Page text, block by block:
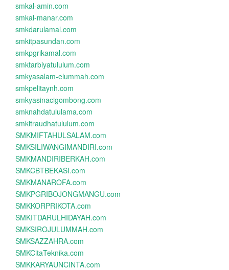
smkal-amin.com
smkal-manar.com
smkdarulamal.com
smkitpasundan.com
smkpgrikamal.com
smktarbiyatululum.com
smkyasalam-elummah.com
smkpelitaynh.com
smkyasinacigombong.com
smknahdatululama.com
smkitraudhatululum.com
SMKMIFTAHULSALAM.com
SMKSILIWANGIMANDIRI.com
SMKMANDIRIBERKAH.com
SMKCBTBEKASI.com
SMKMANAROFA.com
SMKPGRIBOJONGMANGU.com
SMKKORPRIKOTA.com
SMKITDARULHIDAYAH.com
SMKSIROJULUMMAH.com
SMKSAZZAHRA.com
SMKCitaTeknika.com
SMKKARYAUNCINTA.com